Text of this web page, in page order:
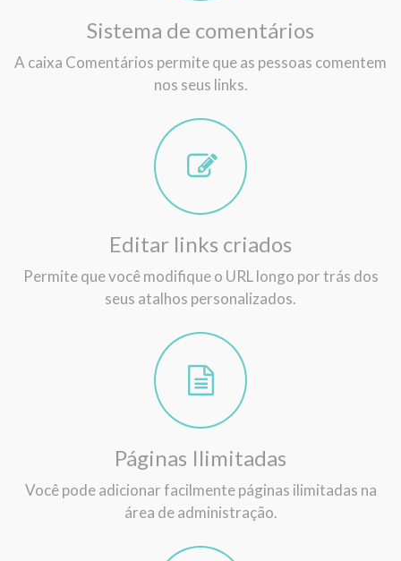
Sistema de comentários
A caixa Comentários permite que as pessoas comentem
nos seus links.
Editar links criados
Permite que você modifique o URL longo por trás dos
seus atalhos personalizados.
Páginas Ilimitadas
Você pode adicionar facilmente páginas ilimitadas na
área de administração.